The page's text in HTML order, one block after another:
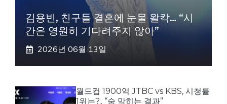
김용빈, 친구들 결혼에 눈물 왈칵… “시
간은 영원히 기다려주지 않아”
2026년 06월 13일
월드컵 1900억 JTBC vs KBS, 시청률
1위는?.. “숨 막히는 결과”